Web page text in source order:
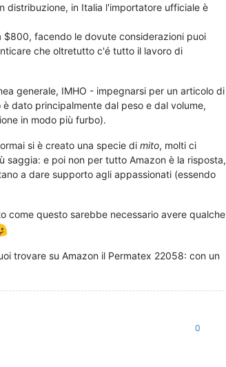
distribuzione, in Italia l'importatore ufficiale è
facendo le dovute considerazioni puoi
che oltretutto c'é tutto il lavoro di
generale, IMHO - impegnarsi per un articolo di
dato principalmente dal peso e dal volume,
in modo più furbo).
si è creato una specie di mito, molti ci
saggia: e poi non per tutto Amazon è la risposta,
a dare supporto agli appassionati (essendo
questo sarebbe necessario avere qualche
trovare su Amazon il Permatex 22058: con un
0